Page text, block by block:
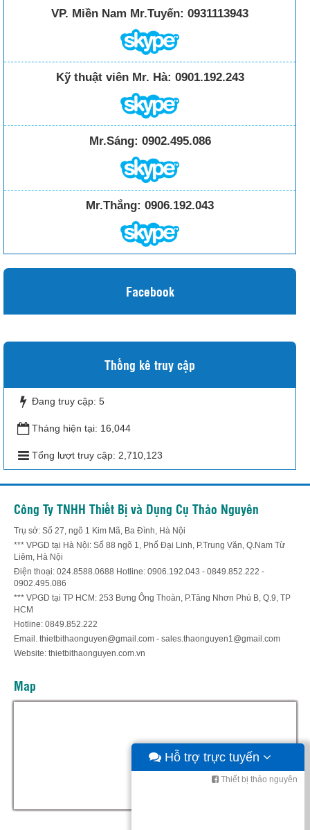
VP. Miền Nam Mr.Tuyến: 0931113943
Kỹ thuật viên Mr. Hà: 0901.192.243
Mr.Sáng: 0902.495.086
Mr.Thắng: 0906.192.043
Facebook
Thống kê truy cập
Đang truy cập: 5
Tháng hiện tại: 16,044
Tổng lượt truy cập: 2,710,123
Công Ty TNHH Thiết Bị và Dụng Cụ Thảo Nguyên
Trụ sở: Số 27, ngõ 1 Kim Mã, Ba Đình, Hà Nội
*** VPGD tại Hà Nội: Số 88 ngõ 1, Phố Đại Linh, P.Trung Văn, Q.Nam Từ
Liêm, Hà Nội
Điện thoại: 024.8588.0688 Hotline: 0906.192.043 - 0849.852.222 -
0902.495.086
*** VPGD tại TP HCM: 253 Bưng Ông Thoàn, P.Tăng Nhơn Phú B, Q.9, TP
HCM
Hotline: 0849.852.222
Email. thietbithaonguyen@gmail.com - sales.thaonguyen1@gmail.com
Website: thietbithaonguyen.com.vn
Map
Hỗ trợ trực tuyến
Thiết bị thảo nguyên